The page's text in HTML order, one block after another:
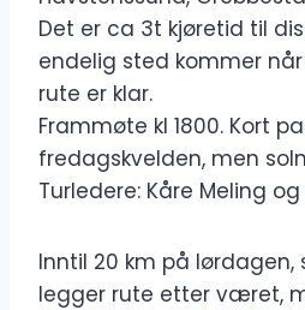
Det er ca 3t kjøretid til
endelig sted kommer
rute er klar.
Frammøte kl 1800. Kort
fredagskvelden, men
Turledere: Kåre Meling og
Inntil 20 km på lørdagen,
legger rute etter været,